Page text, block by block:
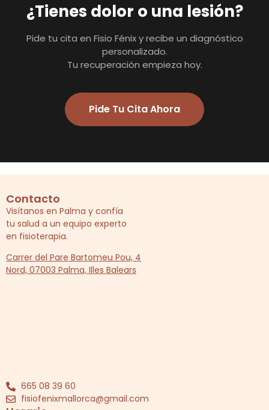
¿Tienes dolor o una lesión?
Pide tu cita en Fisio Fénix y recibe un diagnóstico
personalizado.
Tu recuperación empieza hoy.
Pide Tu Cita Ahora
Contacto
Visítanos en Palma y confía
tu salud a un equipo experto
en fisioterapia.
Carrer del Pare Bartomeu Pou, 4
Nord, 07003 Palma, Illes Balears
665 08 39 60
fisiofenixmallorca@gmail.com